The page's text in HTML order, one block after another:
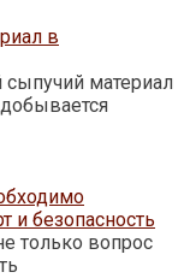
в
сыпучий материал
и безопасность
только вопрос